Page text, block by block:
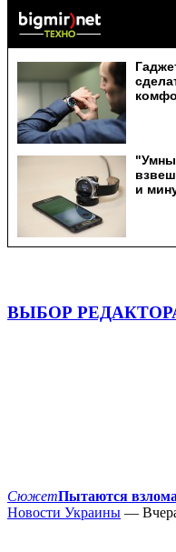
ВЫБОР
СюжетПытаются
Новости Украины —